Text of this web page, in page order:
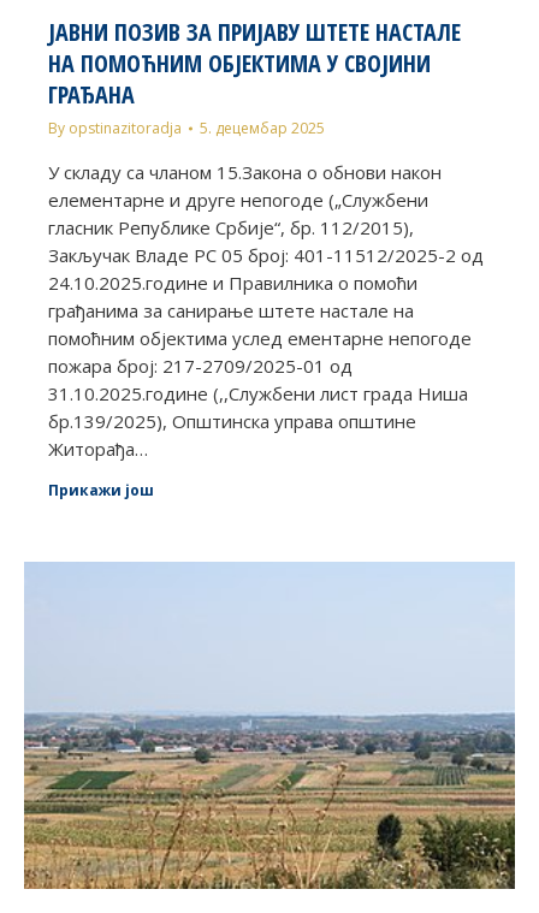
ЈАВНИ ПОЗИВ ЗА ПРИЈАВУ ШТЕТЕ НАСТАЛЕ
НА ПОМОЋНИМ ОБЈЕКТИМА У СВОЈИНИ
ГРАЂАНА
By opstinazitoradja 5. децембар 2025
У складу са чланом 15.Закона о обнови након
елементарне и друге непогоде („Службени
гласник Републике Србије“, бр. 112/2015),
Закључак Владе РС 05 број: 401-11512/2025-2 од
24.10.2025.године и Правилника о помоћи
грађанима за санирање штете настале на
помоћним објектима услед ементарне непогоде
пожара број: 217-2709/2025-01 од
31.10.2025.године (,,Службени лист града Ниша
бр.139/2025), Општинска управа општине
Житорађа…
Прикажи још